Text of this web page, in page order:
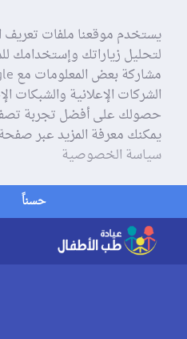
يستخدم موقعنا ملفات تعريف
لتحليل زياراتك وإستخدامك
الشركات الإعلانية والشبكات
حصولك على أفضل تجربة
يمكنك معرفة المزيد عبر
سياسة الخصوصية
حسناً